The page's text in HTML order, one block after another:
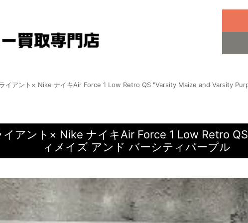
アント× Nike ナイキAir Force 1 Low Retro QS "Varsity Maize and Varsity
アント× Nike ナイキAir Force 1 Low Retro
ィメイズ アンド バーシティパープル